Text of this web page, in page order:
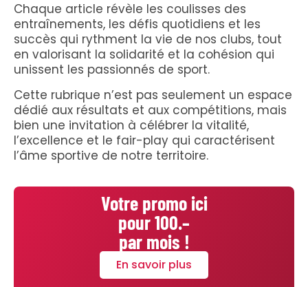
Chaque article révèle les coulisses des
entraînements, les défis quotidiens et les
succès qui rythment la vie de nos clubs, tout
en valorisant la solidarité et la cohésion qui
unissent les passionnés de sport.
Cette rubrique n’est pas seulement un espace
dédié aux résultats et aux compétitions, mais
bien une invitation à célébrer la vitalité,
l’excellence et le fair-play qui caractérisent
l’âme sportive de notre territoire.
Votre promo ici
pour 100.–
par mois !
En savoir plus